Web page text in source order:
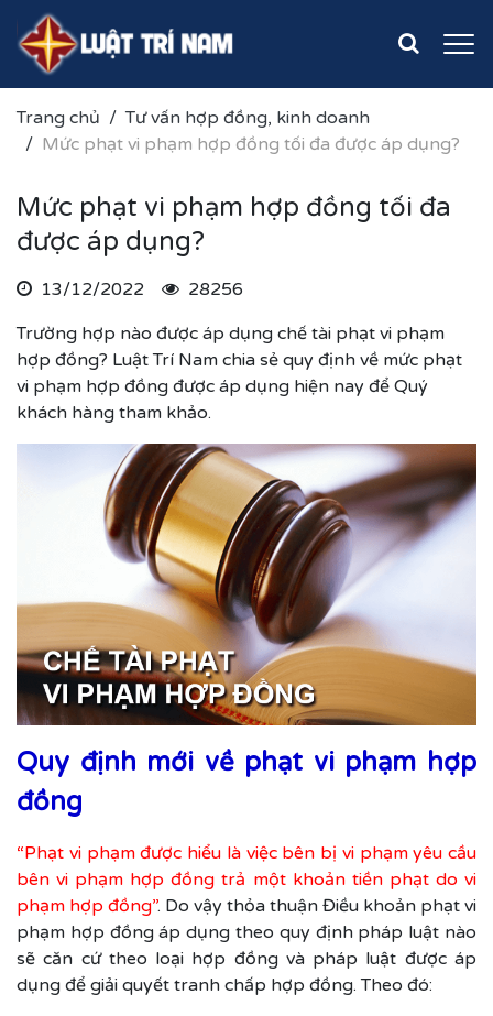
Trang chủ
Tư vấn hợp đồng, kinh doanh
Mức phạt vi phạm hợp đồng tối đa được áp dụng?
Mức phạt vi phạm hợp đồng tối đa
được áp dụng?
13/12/2022
28256
Trường hợp nào được áp dụng chế tài phạt vi phạm
hợp đồng? Luật Trí Nam chia sẻ quy định về mức phạt
vi phạm hợp đồng được áp dụng hiện nay để Quý
khách hàng tham khảo.
Quy định mới về phạt vi phạm hợp
đồng
“Phạt vi phạm được hiểu là việc bên bị vi phạm yêu cầu
bên vi phạm hợp đồng trả một khoản tiền phạt do vi
phạm hợp đồng”. Do vậy thỏa thuận Điều khoản phạt vi
phạm hợp đồng áp dụng theo quy định pháp luật nào
sẽ căn cứ theo loại hợp đồng và pháp luật được áp
dụng để giải quyết tranh chấp hợp đồng. Theo đó: